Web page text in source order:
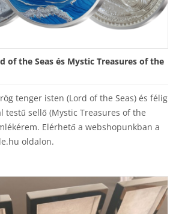
of the Seas és Mystic Treasures of the
tenger isten (Lord of the Seas) és félig
testű sellő (Mystic Treasures of the
Elérhető a webshopunkban a
oldalon.